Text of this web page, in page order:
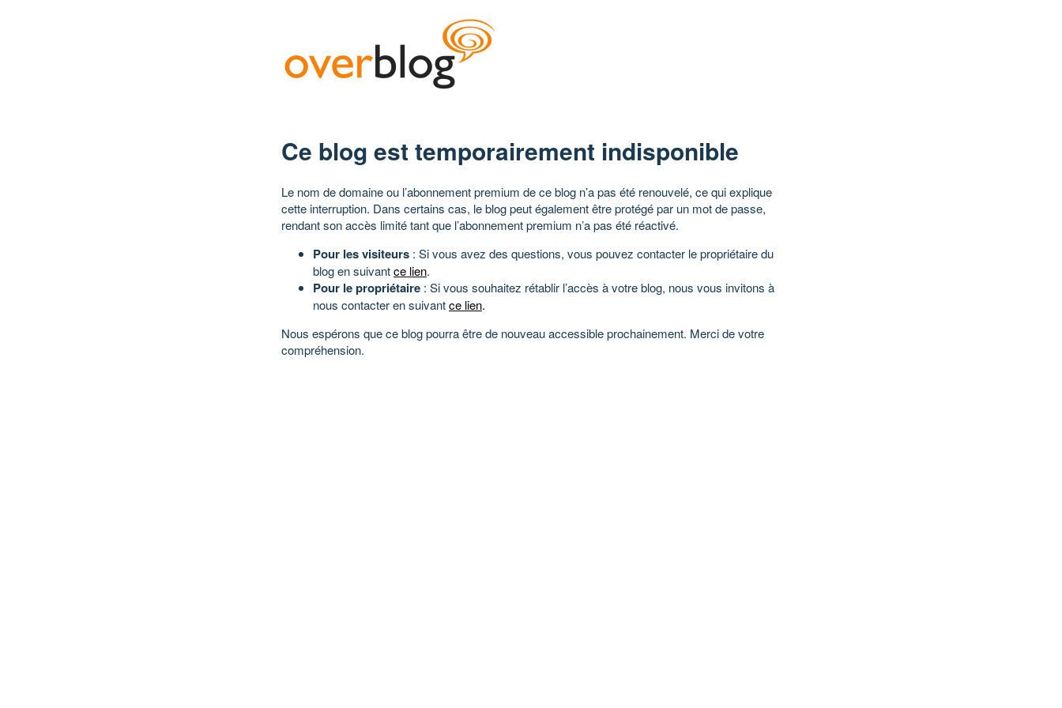
Ce blog est temporairement indisponible
Le nom de domaine ou l’abonnement premium de ce blog n’a pas été renouvelé, ce qui explique
cette interruption. Dans certains cas, le blog peut également être protégé par un mot de passe,
rendant son accès limité tant que l’abonnement premium n’a pas été réactivé.
Pour les visiteurs : Si vous avez des questions, vous pouvez contacter le propriétaire du
blog en suivantce lien.
Pour le propriétaire : Si vous souhaitez rétablir l’accès à votre blog, nous vous invitons à
nous contacter en suivantce lien.
Nous espérons que ce blog pourra être de nouveau accessible prochainement. Merci de votre
compréhension.